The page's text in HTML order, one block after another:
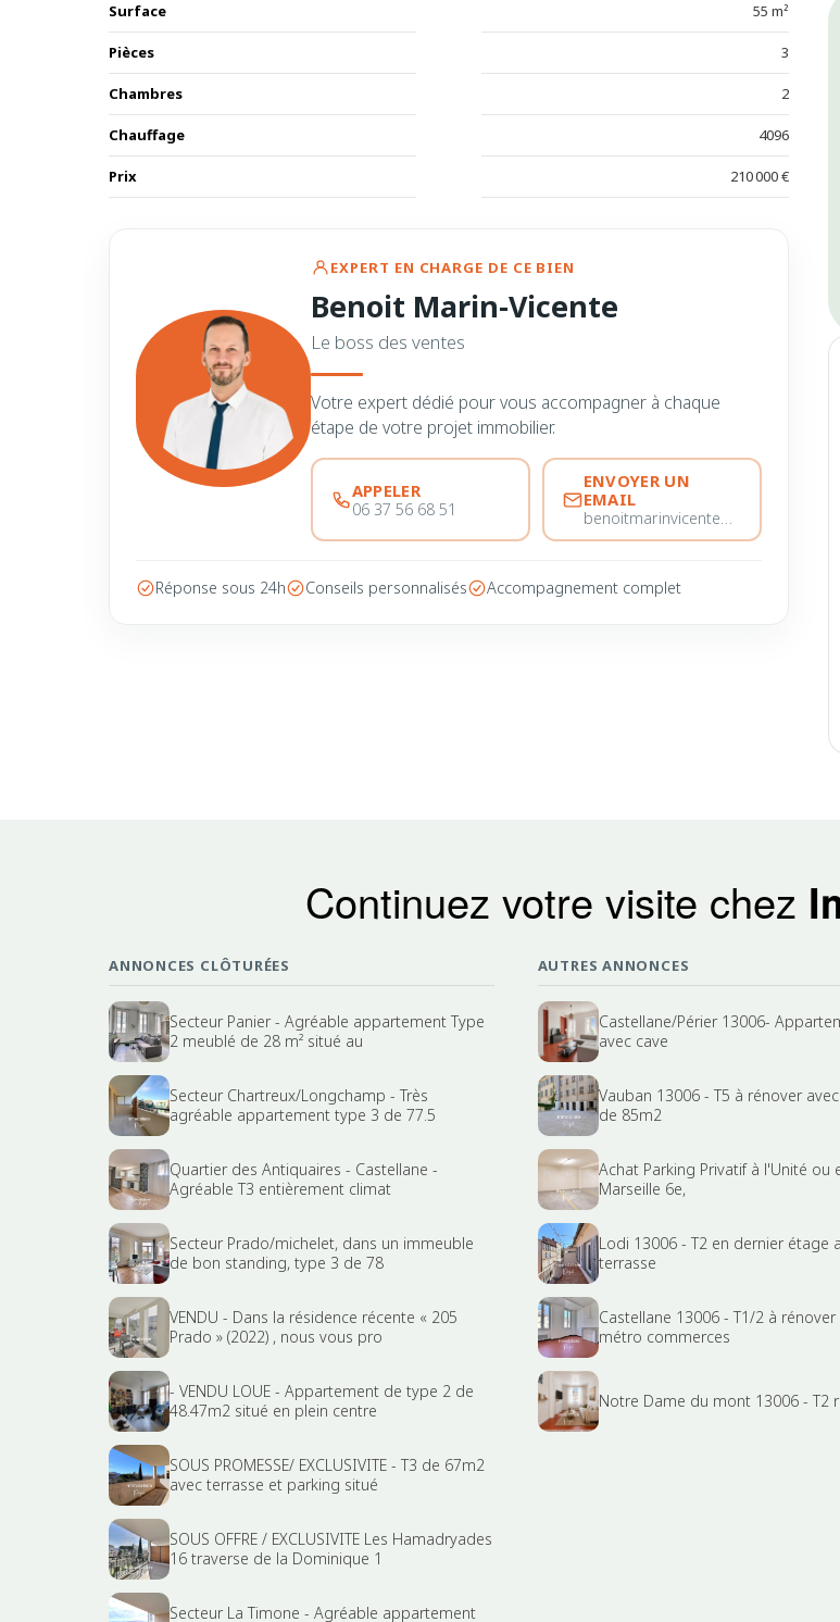
Surface 55 m²
Pièces 3
Chambres 2
Chauffage 4096
Prix 210 000 €
EXPERT EN CHARGE DE CE BIEN
Benoit Marin-Vicente
Le boss des ventes
Votre expert dédié pour vous accompagner à chaque
étape de votre projet immobilier.
APPELER
06 37 56 68 51
ENVOYER UN
EMAIL
benoitmarinvicente@immobiliere-pujol.fr
Réponse sous 24h Conseils personnalisés Accompagnement complet
Continuez votre visite chez
ANNONCES CLÔTURÉES
Secteur Panier - Agréable appartement Type
2 meublé de 28 m² situé au
Secteur Chartreux/Longchamp - Très
agréable appartement type 3 de 77.5
Quartier des Antiquaires - Castellane -
Agréable T3 entièrement climat
Secteur Prado/michelet, dans un immeuble
de bon standing, type 3 de 78
VENDU - Dans la résidence récente « 205
Prado » (2022) , nous vous pro
- VENDU LOUE - Appartement de type 2 de
48.47m2 situé en plein centre
SOUS PROMESSE/ EXCLUSIVITE - T3 de 67m2
avec terrasse et parking situé
SOUS OFFRE / EXCLUSIVITE Les Hamadryades
16 traverse de la Dominique 1
Secteur La Timone - Agréable appartement
AUTRES ANNONCES
Castellane/Périer 13006-
avec cave
Vauban 13006 - T5 à rénover
de 85m2
Achat Parking Privatif à l'Unité ou
Marseille 6e,
Lodi 13006 - T2 en dernier étage
terrasse
Castellane 13006 - T1/2 à
métro commerces
Notre Dame du mont 13006 - T2